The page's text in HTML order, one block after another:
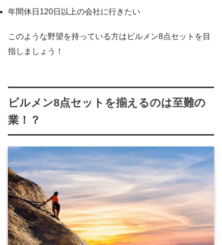
年間休日120日以上の会社に行きたい
このような野望を持っている方はビルメン8点セットを目
指しましょう！
ビルメン8点セットを揃えるのは至難の
業！？